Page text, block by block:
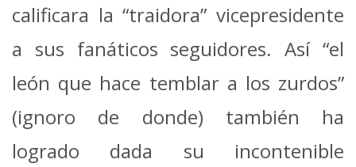
calificara la “traidora” vicepresidente
a sus fanáticos seguidores. Así “el
león que hace temblar a los zurdos”
(ignoro de donde) también ha
logrado dada su incontenible